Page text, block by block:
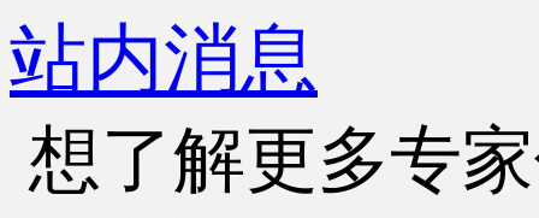
站内消息
想了解更多专